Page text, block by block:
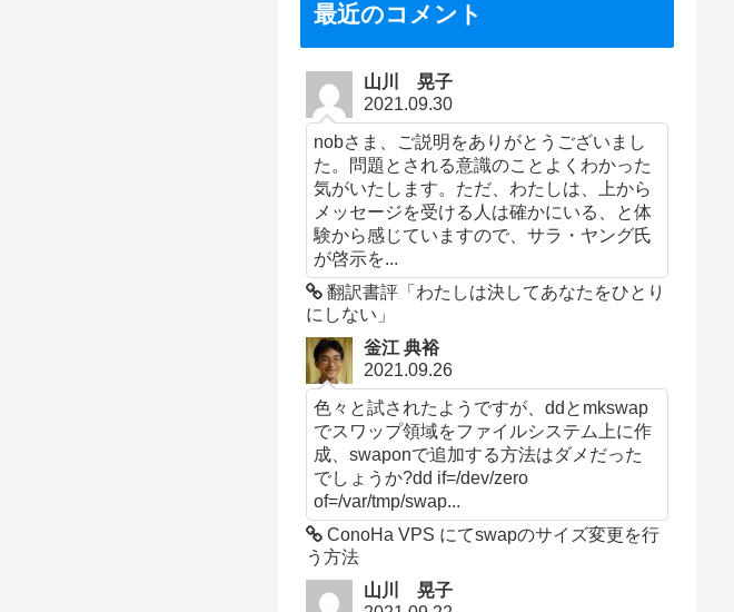
最近のコメント
山川 晃子
2021.09.30
nobさま、ご説明をありがとうございまし
た。問題とされる意識のことよくわかった
気がいたします。ただ、わたしは、上から
メッセージを受ける人は確かにいる、と体
験から感じていますので、サラ・ヤング氏
が啓示を...
翻訳書評「わたしは決してあなたをひとり
にしない」
釡江 典裕
2021.09.26
色々と試されたようですが、ddとmkswap
でスワップ領域をファイルシステム上に作
成、swaponで追加する方法はダメだった
でしょうか?dd if=/dev/zero
of=/var/tmp/swap...
ConoHa VPS にてswapのサイズ変更を行
う方法
山川 晃子